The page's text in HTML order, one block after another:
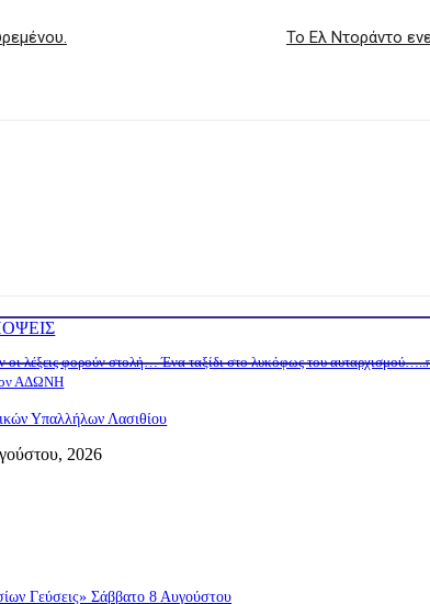
Το Ελ Ντοράντο
οι λέξεις φορούν στολή… Ένα ταξίδι στο λυκόφως του
ΑΔΩΝΗ
Υπαλλήλων Λασιθίου
2026
Σάββατο 8 Αυγούστου